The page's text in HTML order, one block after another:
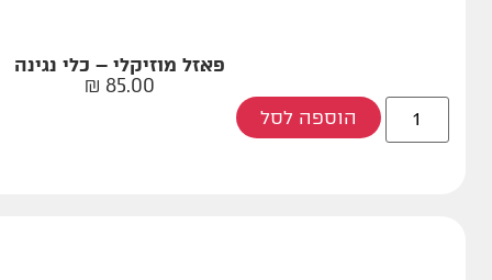
פאזל מוזיקלי – כלי נגינה
85.00
₪
הוספה לסל